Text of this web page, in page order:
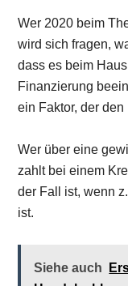
Wer 2020 beim
wird sich fragen,
dass es beim
Finanzierung
ein Faktor, der
Wer über eine
zahlt bei einem
der Fall ist, wenn
ist.
Siehe auch